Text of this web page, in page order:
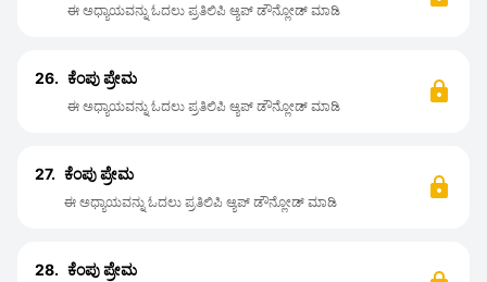
ಈ ಅಧ್ಯಾಯವನ್ನು ಓದಲು ಪ್ರತಿಲಿಪಿ ಆ್ಯಪ್ ಡೌನ್ಲೋಡ್ ಮಾಡಿ
26. ಕೆಂಪು ಪ್ರೇಮ
ಈ ಅಧ್ಯಾಯವನ್ನು ಓದಲು ಪ್ರತಿಲಿಪಿ ಆ್ಯಪ್ ಡೌನ್ಲೋಡ್ ಮಾಡಿ
27. ಕೆಂಪು ಪ್ರೇಮ
ಈ ಅಧ್ಯಾಯವನ್ನು ಓದಲು ಪ್ರತಿಲಿಪಿ ಆ್ಯಪ್ ಡೌನ್ಲೋಡ್ ಮಾಡಿ
28. ಕೆಂಪು ಪ್ರೇಮ